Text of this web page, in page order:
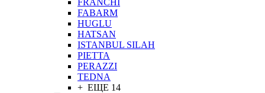
FRANCHI
FABARM
HUGLU
HATSAN
ISTANBUL SILAH
PIETTA
PERAZZI
TEDNA
+ ЕЩЕ 14